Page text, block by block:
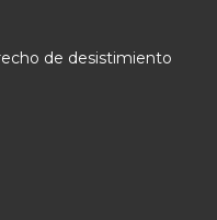
de desistimiento